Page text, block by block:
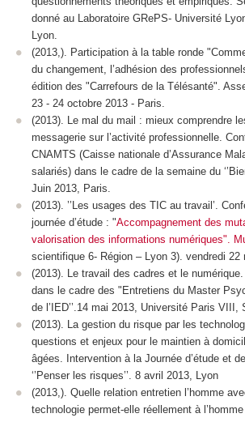
donné au Laboratoire GRePS- Université
Lyon.
(2013,). Participation à la table ronde
du changement, l’adhésion des
édition des "Carrefours de la Télésanté".
23 - 24 octobre 2013 - Paris.
(2013). Le mal du mail : mieux comprendre
messagerie sur l’activité professionnelle.
CNAMTS (Caisse nationale d’Assurance
salariés) dans le cadre de la semaine du
Juin 2013, Paris.
(2013). ’’Les usages des TIC au travail’.
journée d’étude : "Accompagnement des
valorisation des informations numériques".
scientifique 6- Région – Lyon 3). vendredi 22
(2013). Le travail des cadres et le
dans le cadre des "Entretiens du Master
de l’IED’’.14 mai 2013, Université Paris VIII,
(2013). La gestion du risque par les
questions et enjeux pour le maintien à
âgées. Intervention à la Journée d’étude et
‘’Penser les risques’’. 8 avril 2013, Lyon
(2013,). Quelle relation entretien l’homme
technologie permet-elle réellement à